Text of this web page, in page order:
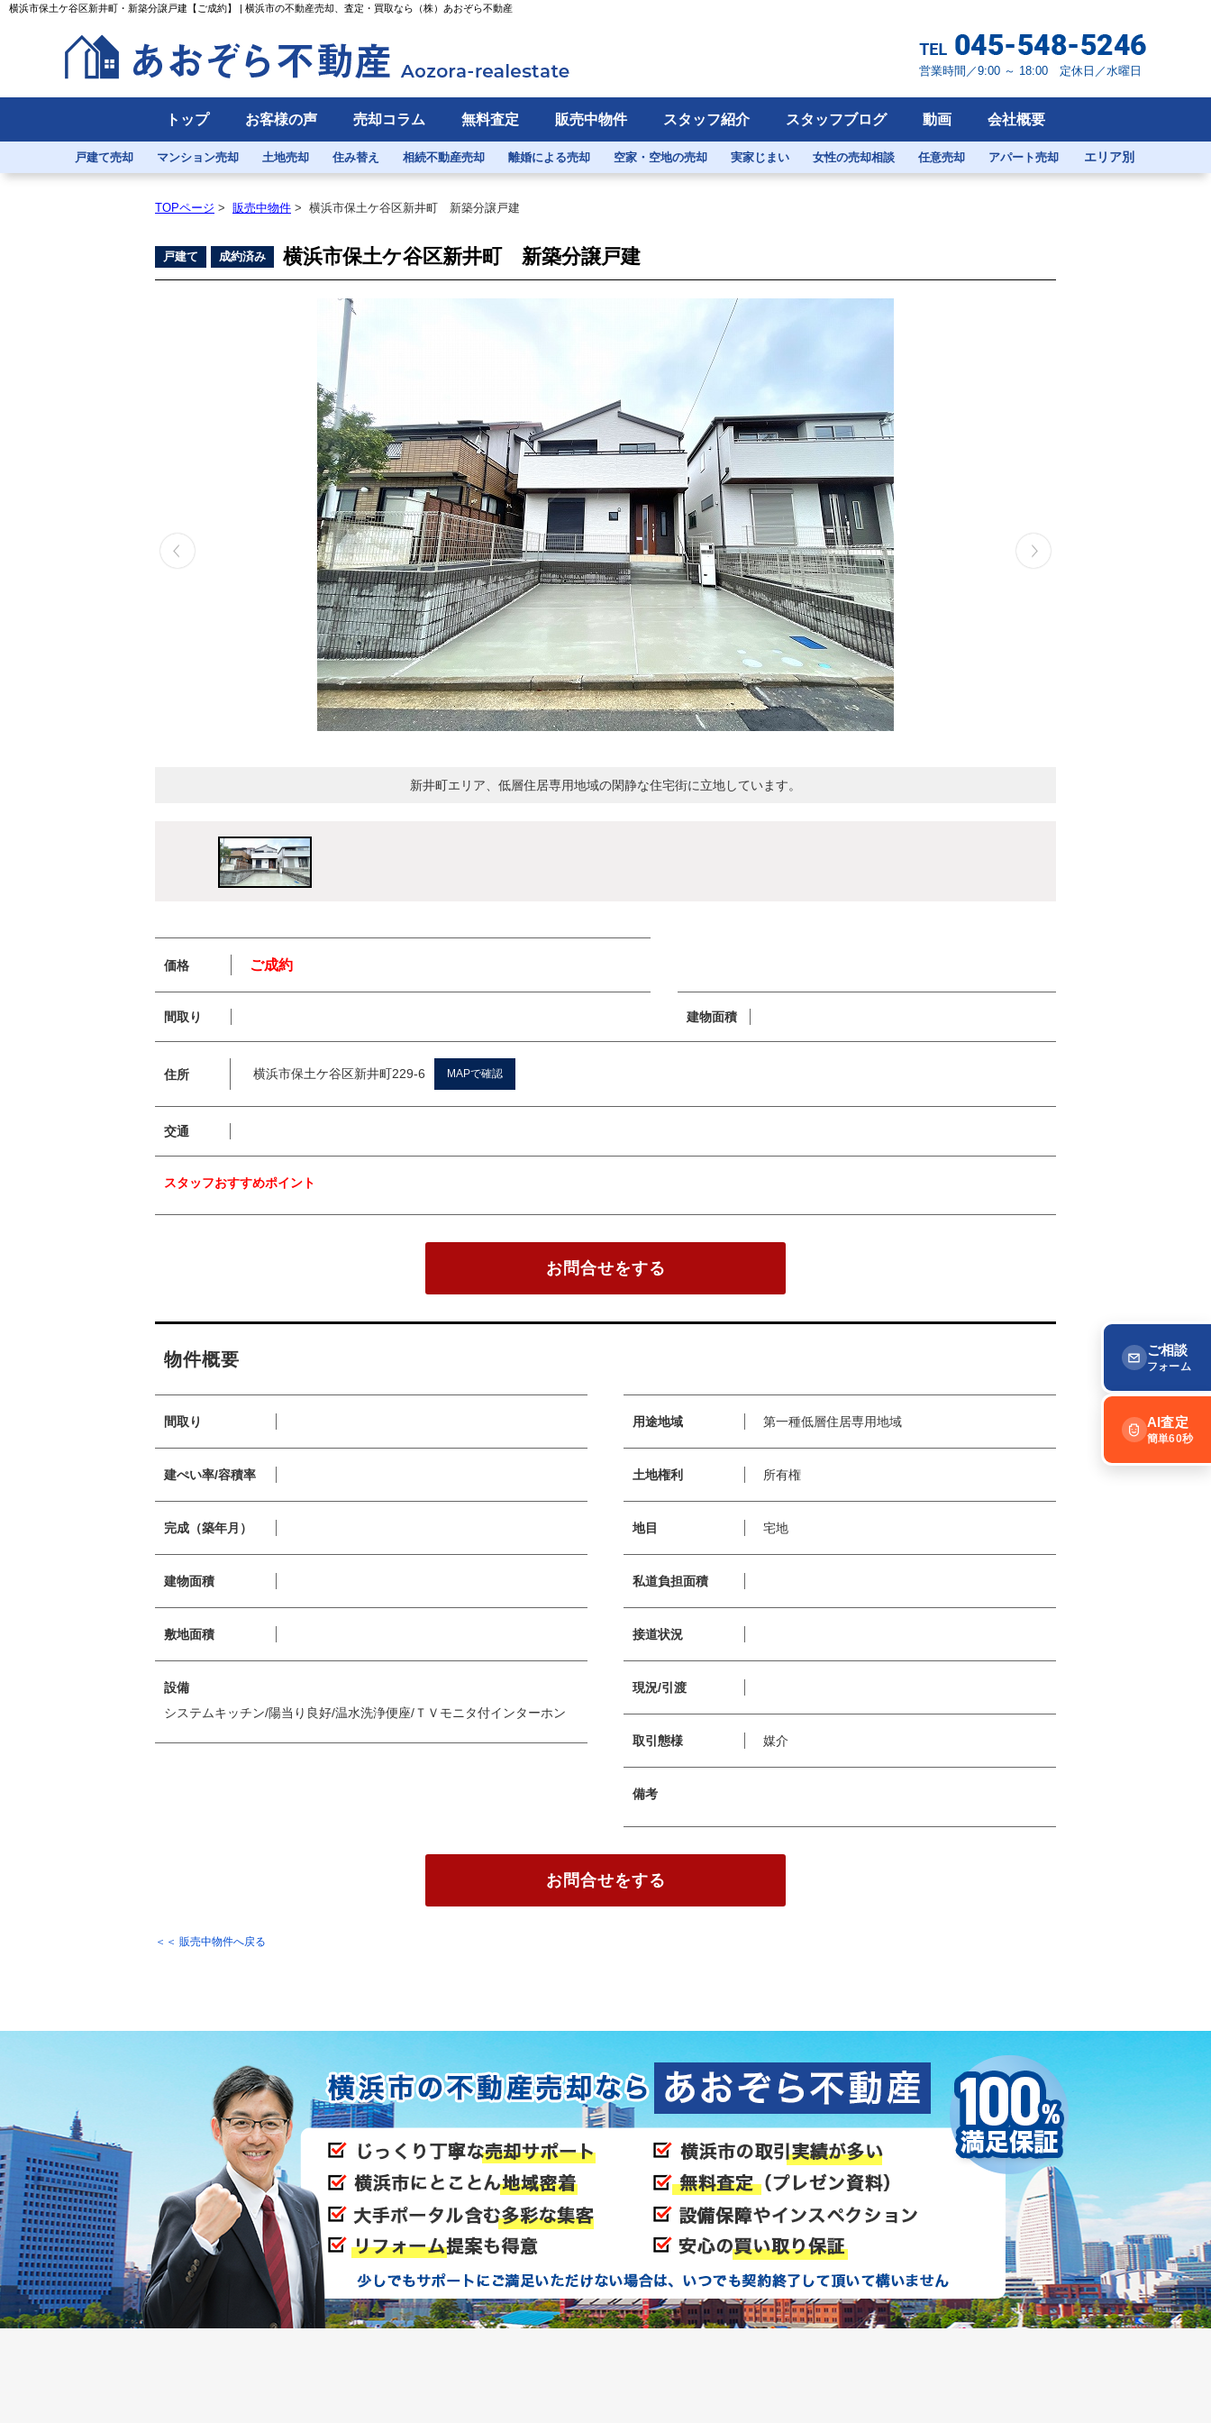
横浜市保土ケ谷区新井町・新築分譲戸建【ご成約】 | 横浜市の不動産売却、査定・買取なら（株）あおぞら不動産
営業時間／9:00 ～ 18:00 定休日／水曜日
トップ お客様の声 売却コラム 無料査定 販売中物件 スタッフ紹介 スタッフブログ 動画 会社概要
戸建て売却 マンション売却 土地売却 住み替え 相続不動産売却 離婚による売却 空家・空地の売却 実家じまい 女性の売却相談 任意売却 アパート売却 エリア別
TOPページ > 販売中物件 > 横浜市保土ケ谷区新井町 新築分譲戸建
戸建て 成約済み 横浜市保土ケ谷区新井町 新築分譲戸建
新井町エリア、低層住居専用地域の閑静な住宅街に立地しています。
価格 ご成約
間取り 建物面積
住所 横浜市保土ケ谷区新井町229-6 MAPで確認
交通
スタッフおすすめポイント
お問合せをする
物件概要
間取り
建ぺい率/容積率
完成（築年月）
建物面積
敷地面積
設備
システムキッチン/陽当り良好/温水洗浄便座/ＴＶモニタ付インターホン
用途地域 第一種低層住居専用地域
土地権利 所有権
地目 宅地
私道負担面積
接道状況
現況/引渡
取引態様 媒介
備考
お問合せをする
＜＜ 販売中物件へ戻る
ご相談
フォーム
AI査定
簡単60秒